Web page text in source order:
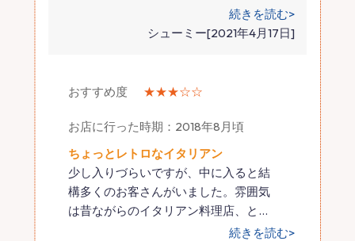
続きを読む>
シューミー[2021年4月17日]
おすすめ度 ★★★☆☆
お店に行った時期：2018年8月頃
ちょっとレトロなイタリアン
少し入りづらいですが、中に入ると結
構多くのお客さんがいました。雰囲気
は昔ながらのイタリアン料理店、と …
続きを読む>